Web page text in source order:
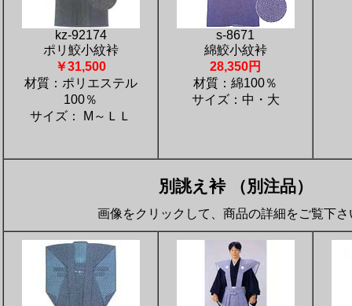
kz-92174
ポリ鮫小紋裃
￥31,500
材質：ポリエステル
100％
サイズ： M～ＬＬ
s-8671
綿鮫小紋裃
28,350円
材質：綿100％
サイズ：中・大
別誂え裃 （別注品）
画像をクリックして、商品の詳細をご覧下さ